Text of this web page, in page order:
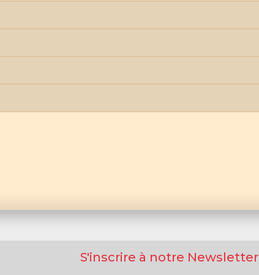
S'inscrire à notre Newsletter